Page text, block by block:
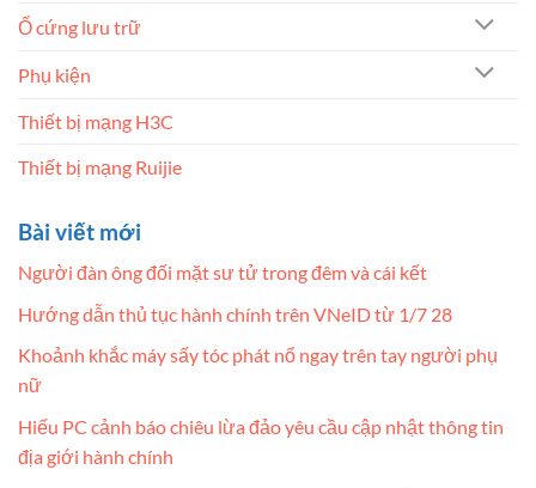
Ổ cứng lưu trữ
Phụ kiện
Thiết bị mạng H3C
Thiết bị mạng Ruijie
Bài viết mới
Người đàn ông đối mặt sư tử trong đêm và cái kết
Hướng dẫn thủ tục hành chính trên VNeID từ 1/7 28
Khoảnh khắc máy sấy tóc phát nổ ngay trên tay người phụ
nữ
Hiếu PC cảnh báo chiêu lừa đảo yêu cầu cập nhật thông tin
địa giới hành chính